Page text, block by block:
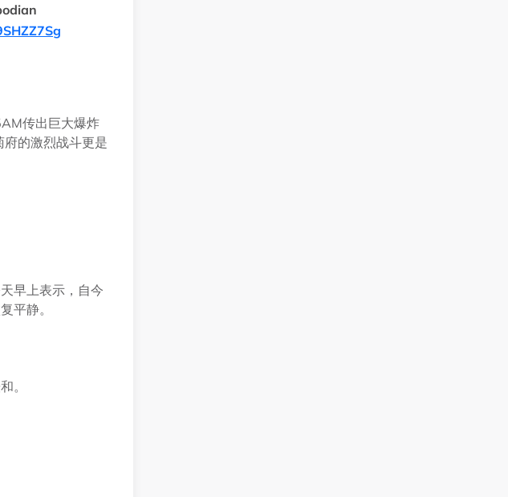
传出巨大爆炸
的激烈战斗更是
早上表示，自今
平静。
。